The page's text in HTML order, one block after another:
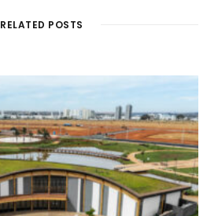
RELATED POSTS